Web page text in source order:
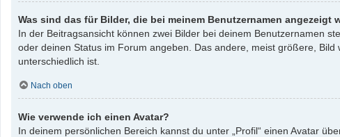
Was sind das für Bilder, die bei meinem Benutzernamen angezeigt
In der Beitragsansicht können zwei Bilder bei deinem Benutzernamen
oder deinen Status im Forum angeben. Das andere, meist größere,
unterschiedlich ist.
Nach oben
Wie verwende ich einen Avatar?
In deinem persönlichen Bereich kannst du unter „Profil“ einen Avatar